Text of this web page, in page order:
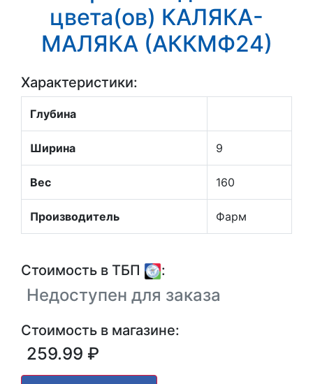
цвета(ов) КАЛЯКА-
МАЛЯКА (АККМФ24)
Характеристики:
Глубина
Ширина 9
Вес 160
Производитель Фарм
Стоимость в ТБП :
Недоступен для заказа
Стоимость в магазине:
259.99 ₽